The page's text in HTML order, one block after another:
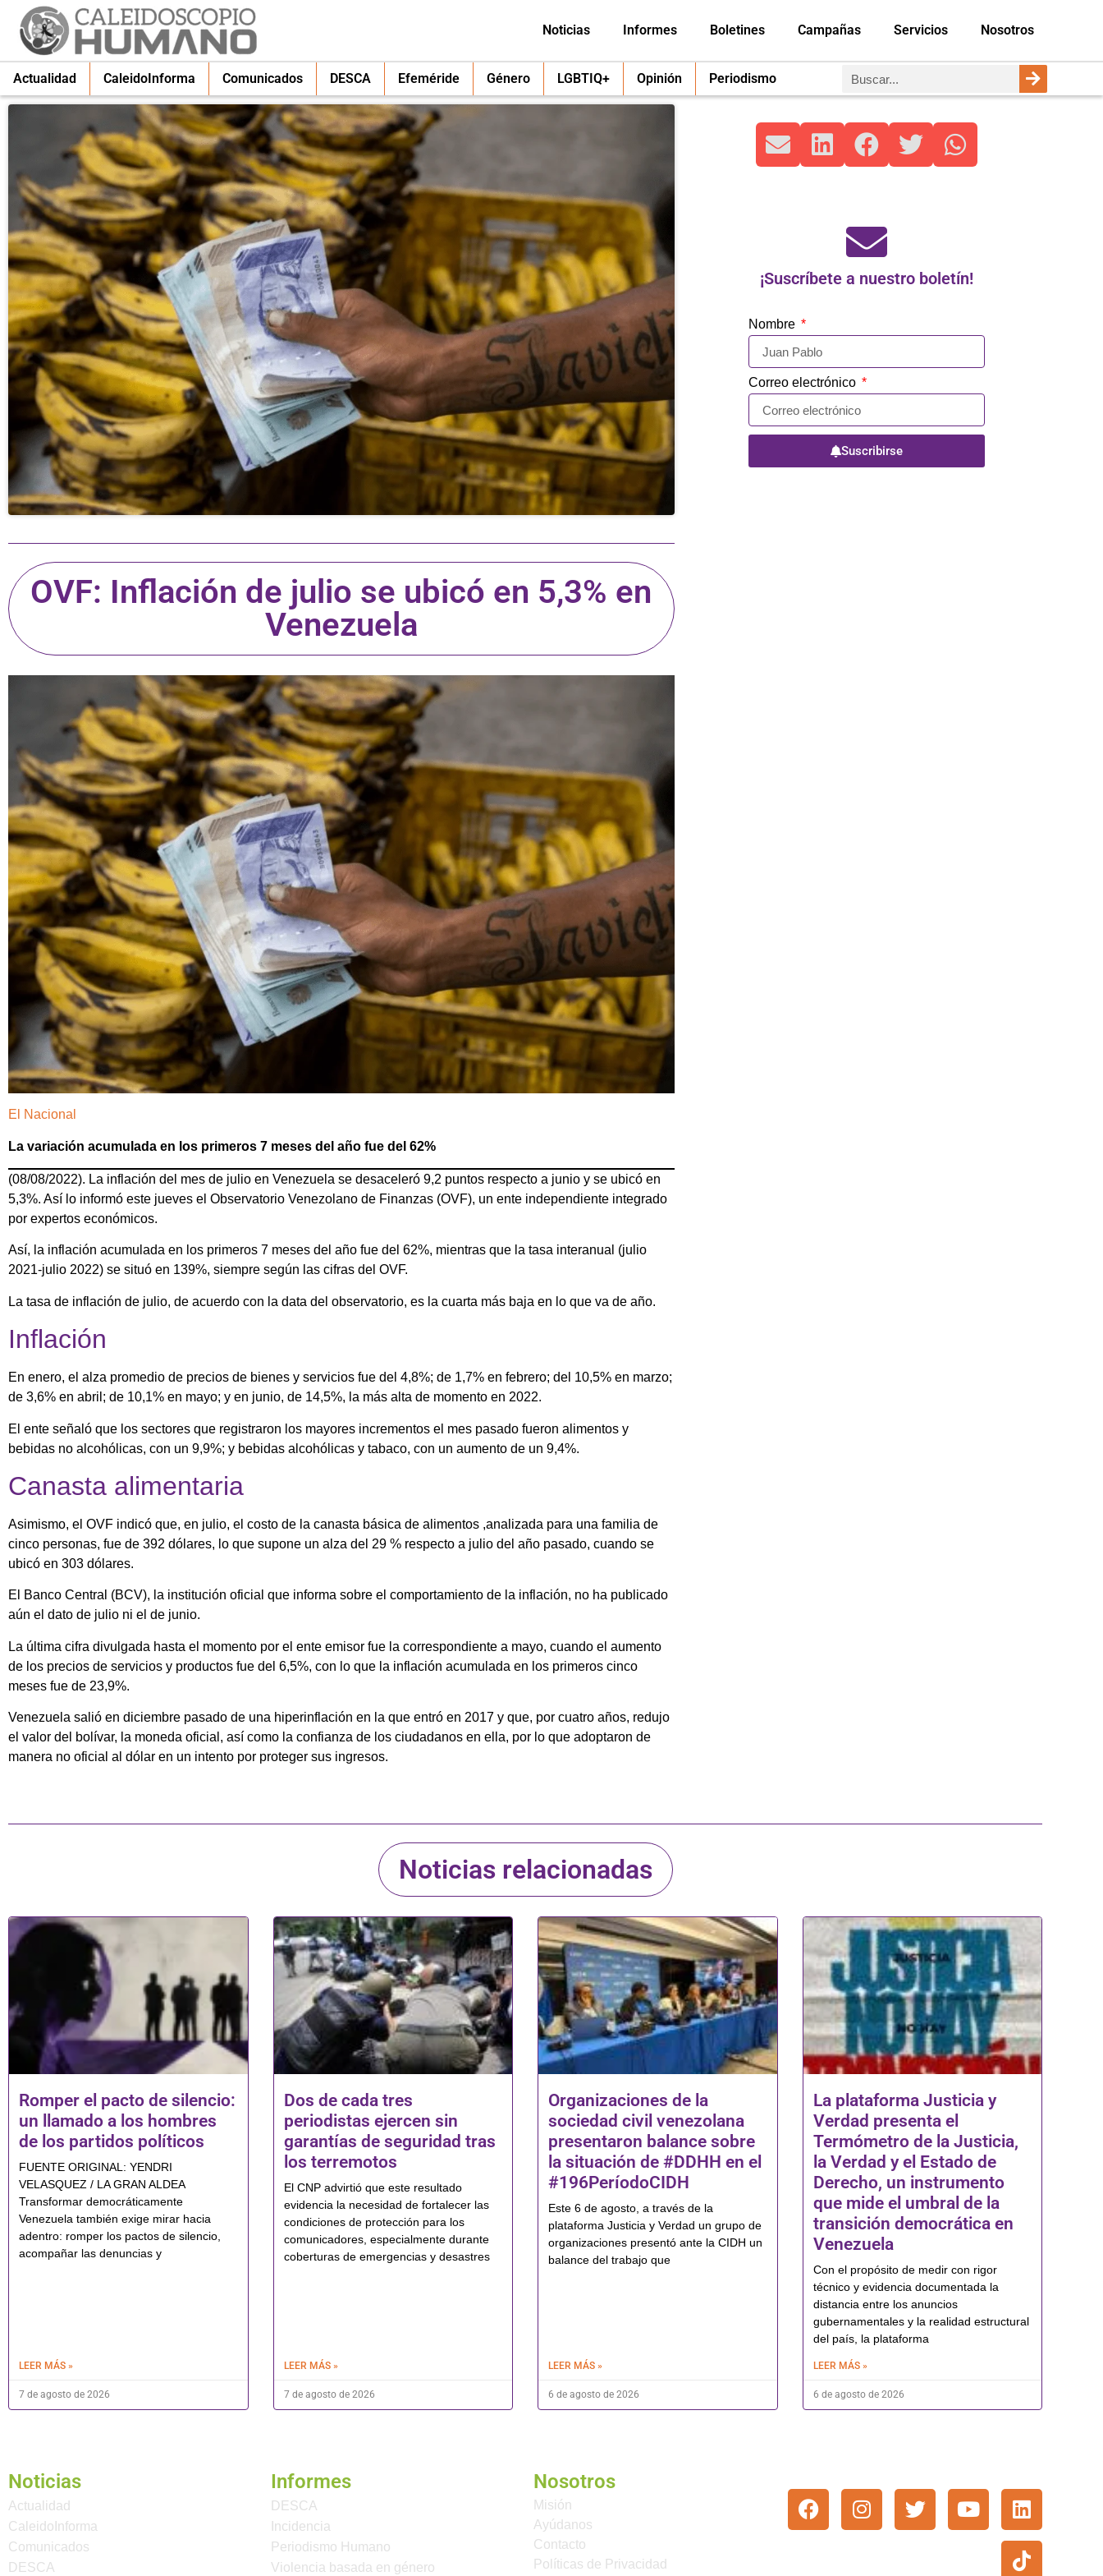
Noticias Informes Boletines Campañas Servicios Nosotros
Actualidad CaleidoInforma Comunicados DESCA Efeméride Género LGBTIQ+ Opinión Periodismo
OVF: Inflación de julio se ubicó en 5,3% en
Venezuela
El Nacional
La variación acumulada en los primeros 7 meses del año fue del 62%
(08/08/2022). La inflación del mes de julio en Venezuela se desaceleró 9,2 puntos respecto a junio y se ubicó en
5,3%. Así lo informó este jueves el Observatorio Venezolano de Finanzas (OVF), un ente independiente integrado
por expertos económicos.
Así, la inflación acumulada en los primeros 7 meses del año fue del 62%, mientras que la tasa interanual (julio
2021-julio 2022) se situó en 139%, siempre según las cifras del OVF.
La tasa de inflación de julio, de acuerdo con la data del observatorio, es la cuarta más baja en lo que va de año.
Inflación
En enero, el alza promedio de precios de bienes y servicios fue del 4,8%; de 1,7% en febrero; del 10,5% en marzo;
de 3,6% en abril; de 10,1% en mayo; y en junio, de 14,5%, la más alta de momento en 2022.
El ente señaló que los sectores que registraron los mayores incrementos el mes pasado fueron alimentos y
bebidas no alcohólicas, con un 9,9%; y bebidas alcohólicas y tabaco, con un aumento de un 9,4%.
Canasta alimentaria
Asimismo, el OVF indicó que, en julio, el costo de la canasta básica de alimentos ,analizada para una familia de
cinco personas, fue de 392 dólares, lo que supone un alza del 29 % respecto a julio del año pasado, cuando se
ubicó en 303 dólares.
El Banco Central (BCV), la institución oficial que informa sobre el comportamiento de la inflación, no ha publicado
aún el dato de julio ni el de junio.
La última cifra divulgada hasta el momento por el ente emisor fue la correspondiente a mayo, cuando el aumento
de los precios de servicios y productos fue del 6,5%, con lo que la inflación acumulada en los primeros cinco
meses fue de 23,9%.
Venezuela salió en diciembre pasado de una hiperinflación en la que entró en 2017 y que, por cuatro años, redujo
el valor del bolívar, la moneda oficial, así como la confianza de los ciudadanos en ella, por lo que adoptaron de
manera no oficial al dólar en un intento por proteger sus ingresos.
¡Suscríbete a nuestro boletín!
Nombre
Correo electrónico
Suscribirse
Noticias relacionadas
Romper el pacto de silencio:
un llamado a los hombres
de los partidos políticos
FUENTE ORIGINAL: YENDRI
VELASQUEZ / LA GRAN ALDEA
Transformar democráticamente
Venezuela también exige mirar hacia
adentro: romper los pactos de silencio,
acompañar las denuncias y
LEER MÁS »
7 de agosto de 2026
Dos de cada tres
periodistas ejercen sin
garantías de seguridad tras
los terremotos
El CNP advirtió que este resultado
evidencia la necesidad de fortalecer las
condiciones de protección para los
comunicadores, especialmente durante
coberturas de emergencias y desastres
LEER MÁS »
7 de agosto de 2026
Organizaciones de la
sociedad civil venezolana
presentaron balance sobre
la situación de #DDHH en el
#196PeríodoCIDH
Este 6 de agosto, a través de la
plataforma Justicia y Verdad un grupo de
organizaciones presentó ante la CIDH un
balance del trabajo que
LEER MÁS »
6 de agosto de 2026
La plataforma Justicia y
Verdad presenta el
Termómetro de la Justicia,
la Verdad y el Estado de
Derecho, un instrumento
que mide el umbral de la
transición democrática en
Venezuela
Con el propósito de medir con rigor
técnico y evidencia documentada la
distancia entre los anuncios
gubernamentales y la realidad estructural
del país, la plataforma
LEER MÁS »
6 de agosto de 2026
Noticias
Actualidad
CaleidoInforma
Comunicados
DESCA
Informes
DESCA
Incidencia
Periodismo Humano
Violencia basada en género
Nosotros
Misión
Ayúdanos
Contacto
Políticas de Privacidad